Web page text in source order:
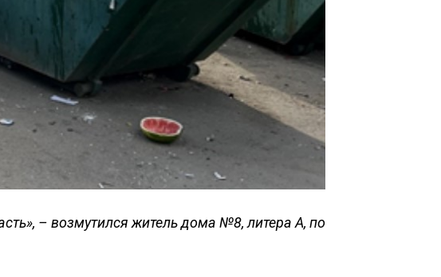
– возмутился житель дома №8, литера А, по